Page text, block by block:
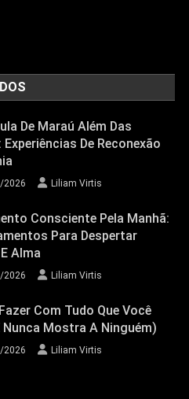
De Maraú Além Das
Experiências De Reconexão
2026 Liliam Virtis
Consciente Pela Manhã:
Para Despertar
Alma
2026 Liliam Virtis
Com Tudo Que Você
Nunca Mostra A Ninguém)
2026 Liliam Virtis